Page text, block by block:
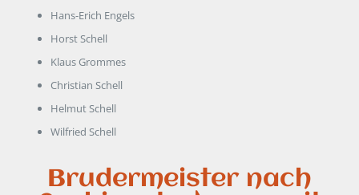
Hans-Erich Engels
Horst Schell
Klaus Grommes
Christian Schell
Helmut Schell
Wilfried Schell
Brudermeister nach